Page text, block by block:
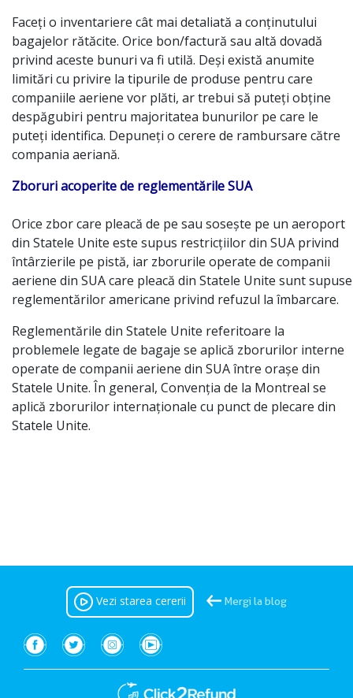
Faceți o inventariere cât mai detaliată a conținutului
bagajelor rătăcite. Orice bon/factură sau altă dovadă
privind aceste bunuri va fi utilă. Deși există anumite
limitări cu privire la tipurile de produse pentru care
companiile aeriene vor plăti, ar trebui să puteți obține
despăgubiri pentru majoritatea bunurilor pe care le
puteți identifica. Depuneți o cerere de rambursare către
compania aeriană.
Zboruri acoperite de reglementările SUA
Orice zbor care pleacă de pe sau sosește pe un aeroport
din Statele Unite este supus restricțiilor din SUA privind
întârzierile pe pistă, iar zborurile operate de companii
aeriene din SUA care pleacă din Statele Unite sunt supuse
reglementărilor americane privind refuzul la îmbarcare.
Reglementările din Statele Unite referitoare la
problemele legate de bagaje se aplică zborurilor interne
operate de companii aeriene din SUA între orașe din
Statele Unite. În general, Convenția de la Montreal se
aplică zborurilor internaționale cu punct de plecare din
Statele Unite.
Vezi starea cererii Mergi la blog